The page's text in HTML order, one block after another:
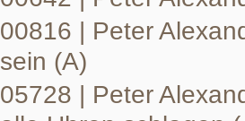
00816 | Peter
sein (A)
05728 | Peter